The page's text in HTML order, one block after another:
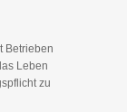
Betrieben
Leben
zu